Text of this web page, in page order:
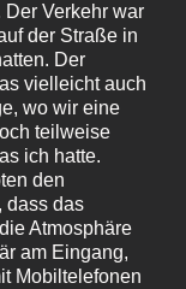
Verkehr war
der Straße in
Der
vielleicht auch
wo wir eine
teilweise
ich hatte.
den
dass das
Atmosphäre
am Eingang,
Mobiltelefonen